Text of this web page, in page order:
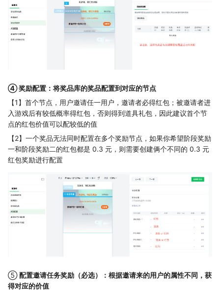
④ 奖励配置：将奖品库的奖品配置到对应的节点
【1】首个节点，用户邀请任一用户，邀请者必得红包；被邀请者进
入游戏后有较低概率得红包，否则得到道具礼包，因此建议首个节
点的红包价值可以配较低的值
【2】一个奖品无法同时配置在多个奖励节点，如果你希望阶段奖励
一和阶段奖励二的红包都是 0.3 元，则需要创建俩个不同的 0.3 元
红包奖励进行配置
⑤配置邀请任务奖励（必选）：根据邀请来的用户的属性不同，获
得对应的价值